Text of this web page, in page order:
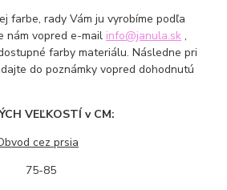
farbe, rady Vám ju vyrobíme podľa
nám vopred e-mail info@janula.sk ,
farby materiálu. Následne pri
do poznámky vopred dohodnutú
VEĽKOSTÍ v CM:
cez prsia
85